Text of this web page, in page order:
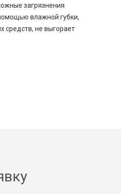
загрязнения
влажной губки,
средств, не выгорает